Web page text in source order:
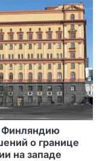
Финляндию
о границе
на западе